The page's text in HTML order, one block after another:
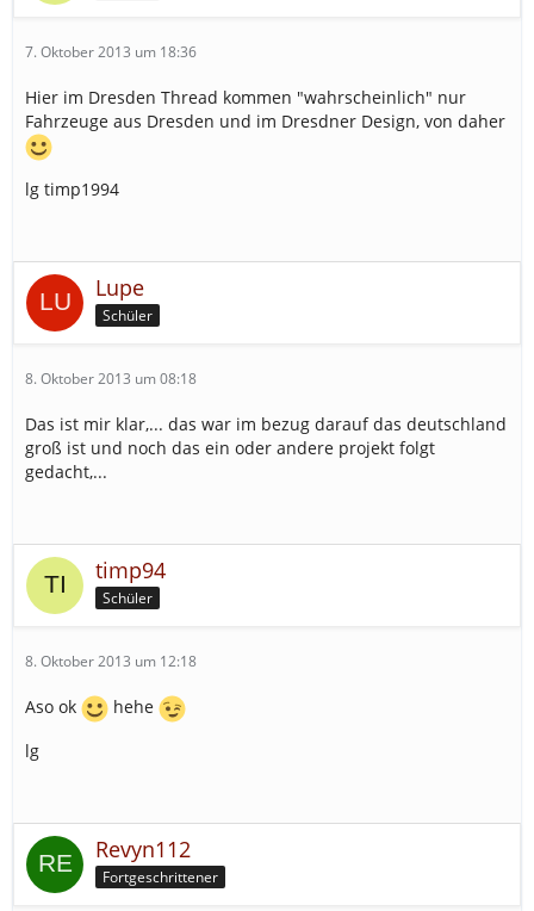
7. Oktober 2013 um 18:36
Hier im Dresden Thread kommen "wahrscheinlich" nur
Fahrzeuge aus Dresden und im Dresdner Design, von daher
lg timp1994
Lupe
Schüler
8. Oktober 2013 um 08:18
Das ist mir klar,... das war im bezug darauf das deutschland
groß ist und noch das ein oder andere projekt folgt
gedacht,...
timp94
Schüler
8. Oktober 2013 um 12:18
Aso ok
hehe
lg
Revyn112
Fortgeschrittener